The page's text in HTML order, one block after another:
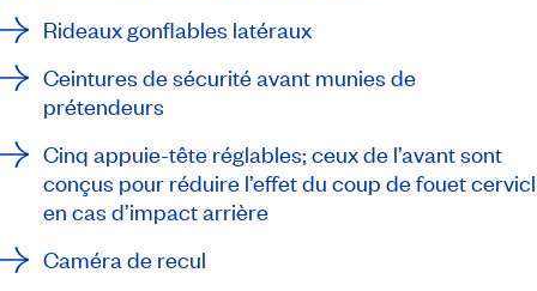
Rideaux gonflables latéraux
Ceintures de sécurité avant munies de
prétendeurs
Cinq appuie-tête réglables; ceux de l’avant sont
conçus pour réduire l’effet du coup de fouet cervicl
en cas d’impact arrière
Caméra de recul